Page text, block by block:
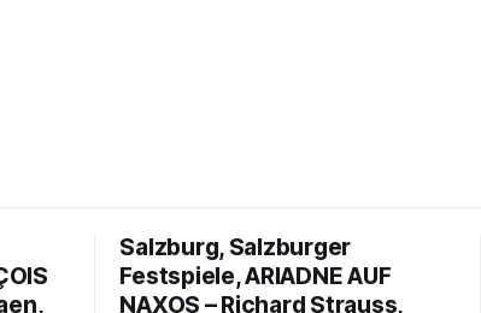
Salzburg, Salzburger
Festspiele, ARIADNE AUF
NAXOS – Richard Strauss,